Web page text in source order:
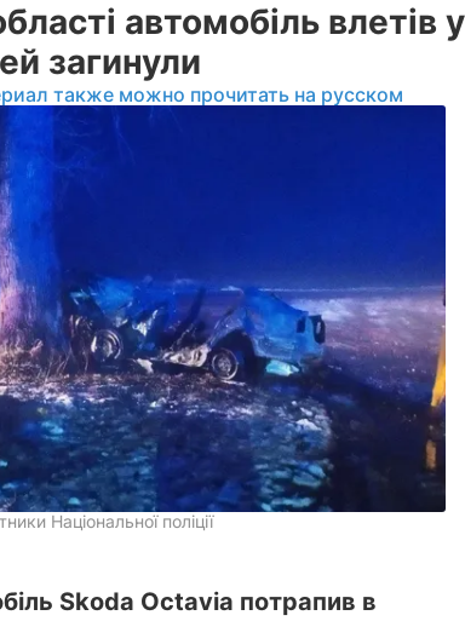
автомобіль влетів у
загинули
также можно прочитать на русском
Національної поліції
Skoda Octavia потрапив в